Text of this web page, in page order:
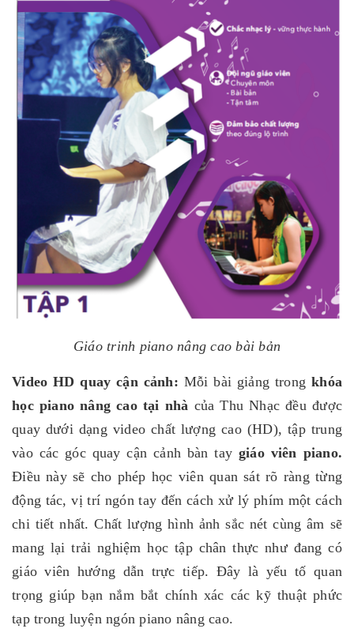
Giáo trinh piano nâng cao bài bản
Video HD quay cận cảnh: Mỗi bài giảng trongkhóa
học piano nâng cao tại nhà của Thu Nhạc đều được
quay dưới dạng video chất lượng cao (HD), tập trung
vào các góc quay cận cảnh bàn tay giáo viên piano.
Điều này sẽ cho phép học viên quan sát rõ ràng từng
động tác, vị trí ngón tay đến cách xử lý phím một cách
chi tiết nhất. Chất lượng hình ảnh sắc nét cùng âm sẽ
mang lại trải nghiệm học tập chân thực như đang có
giáo viên hướng dẫn trực tiếp. Đây là yếu tố quan
trọng giúp bạn nắm bắt chính xác các kỹ thuật phức
tạp trong luyện ngón piano nâng cao.